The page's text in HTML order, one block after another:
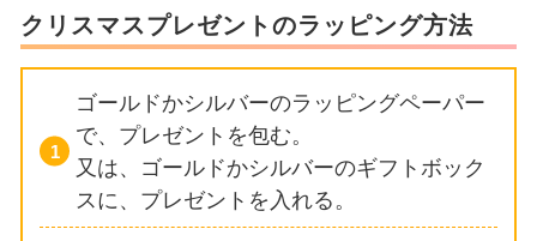
クリスマスプレゼントのラッピング方法
ゴールドかシルバーのラッピングペーパー
で、プレゼントを包む。
又は、ゴールドかシルバーのギフトボック
スに、プレゼントを入れる。